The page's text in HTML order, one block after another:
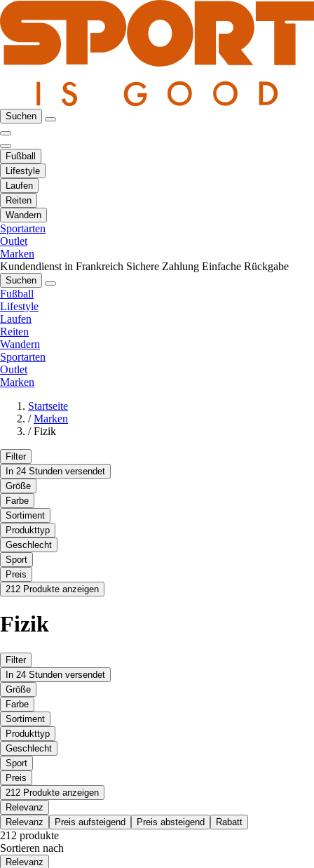
Suchen
Fußball
Lifestyle
Laufen
Reiten
Wandern
Sportarten
Outlet
Marken
Kundendienst in Frankreich Sichere Zahlung Einfache Rückgabe
Suchen
Fußball
Lifestyle
Laufen
Reiten
Wandern
Sportarten
Outlet
Marken
Startseite
/ Marken
/ Fizik
Filter
In 24 Stunden versendet
Größe
Farbe
Sortiment
Produkttyp
Geschlecht
Sport
Preis
212 Produkte anzeigen
Fizik
Filter
In 24 Stunden versendet
Größe
Farbe
Sortiment
Produkttyp
Geschlecht
Sport
Preis
212 Produkte anzeigen
Relevanz
Relevanz
Preis aufsteigend Preis absteigend Rabatt
212 produkte
Sortieren nach
Relevanz